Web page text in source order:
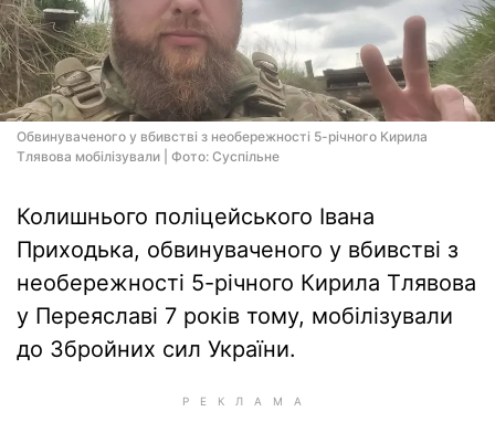
Обвинуваченого у вбивстві з необережності 5-річного Кирила
Тлявова мобілізували | Фото: Суспільне
Колишнього поліцейського Івана
Приходька, обвинуваченого у вбивстві з
необережності 5-річного Кирила Тлявова
у Переяславі 7 років тому, мобілізували
до Збройних сил України.